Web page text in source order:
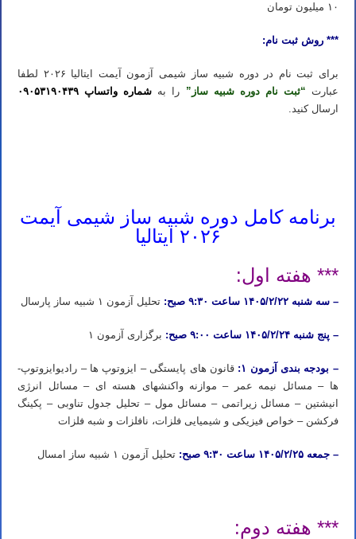
۱۰ میلیون تومان
*** روش ثبت نام:
برای ثبت نام در دوره شبیه ساز شیمی آزمون آیمت ایتالیا ۲۰۲۶ لطفا
عبارت “ثبت نام دوره شبیه ساز” را به شماره واتساپ ۰۹۰۵۳۱۹۰۴۳۹
ارسال کنید.
برنامه کامل دوره شبیه ساز شیمی آیمت
۲۰۲۶ ایتالیا
*** هفته اول:
– سه شنبه ۱۴۰۵/۲/۲۲ ساعت ۹:۳۰ صبح: تحلیل آزمون ۱ شبیه ساز پارسال
– پنج شنبه ۱۴۰۵/۲/۲۴ ساعت ۹:۰۰ صبح: برگزاری آزمون ۱
– بودجه بندی آزمون ۱:
قانون­ های پایستگی – ایزوتوپ ­ها – رادیوایزوتوپ­
ها – مسائل نیمه عمر – موازنه واکنش­های هسته­ ای – مسائل انرژی
انیشتین – مسائل زیراتمی – مسائل مول – تحلیل جدول تناوبی – پکینگ
فرکشن – خواص فیزیکی و شیمیایی فلزات، نافلزات و شبه فلزات
– جمعه ۱۴۰۵/۲/۲۵ ساعت ۹:۳۰ صبح: تحلیل آزمون ۱ شبیه ساز امسال
*** هفته دوم: